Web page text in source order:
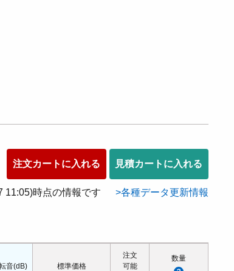
注文カートに入れる 見積カートに入れる
11:05)時点の情報です 各種データ更新情報
音(dB) 標準価格
注文
可能
数量